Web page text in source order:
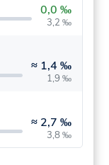
0,0 ‰
3,2 ‰
≈ 1,4 ‰
1,9 ‰
≈ 2,7 ‰
3,8 ‰